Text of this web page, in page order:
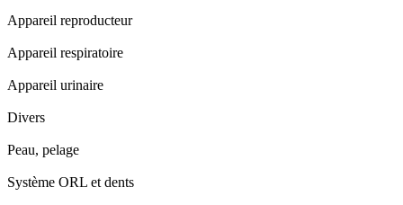
Appareil reproducteur
Appareil respiratoire
Appareil urinaire
Divers
Peau, pelage
Système ORL et dents